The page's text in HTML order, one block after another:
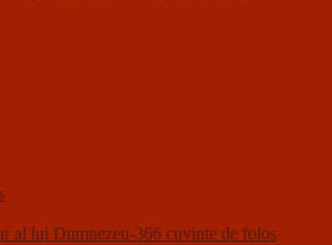
al lui Dumnezeu-366 cuvinte de folos